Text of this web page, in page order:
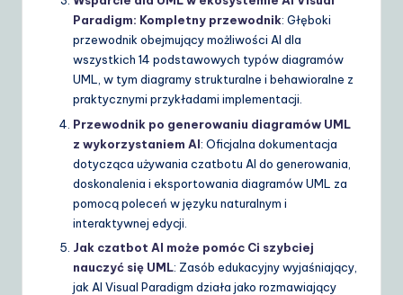
Paradigm: Kompletny przewodnik: Głęboki
przewodnik obejmujący możliwości AI dla
wszystkich 14 podstawowych typów diagramów
UML, w tym diagramy strukturalne i behawioralne z
praktycznymi przykładami implementacji.
Przewodnik po generowaniu diagramów UML
z wykorzystaniem AI: Oficjalna dokumentacja
dotycząca używania czatbotu AI do generowania,
doskonalenia i eksportowania diagramów UML za
pomocą poleceń w języku naturalnym i
interaktywnej edycji.
Jak czatbot AI może pomóc Ci szybciej
nauczyć się UML: Zasób edukacyjny wyjaśniający,
jak AI Visual Paradigm działa jako rozmawiający